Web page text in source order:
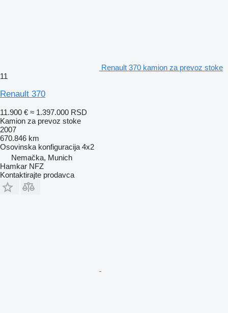
Renault 370 kamion za prevoz stoke
11
Renault 370
11.900 € ≈ 1.397.000 RSD
Kamion za prevoz stoke
2007
670.846 km
Osovinska konfiguracija 4x2
Nemačka, Munich
Hamkar NFZ
Kontaktirajte prodavca